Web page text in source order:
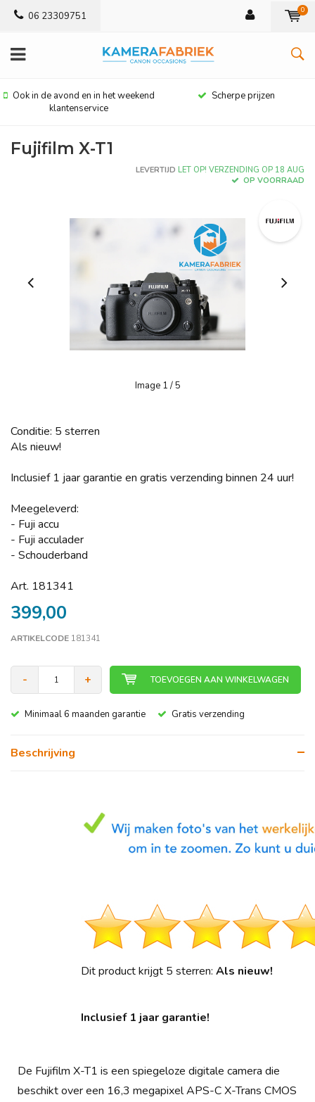
06 23309751 0
Ook in de avond en in het weekend
klantenservice
Scherpe prijzen
Fujifilm X-T1
LEVERTIJD LET OP! VERZENDING OP 18 AUG
OP VOORRAAD
Image 1 / 5
Conditie: 5 sterren
Als nieuw!
Inclusief 1 jaar garantie en gratis verzending binnen 24 uur!
Meegeleverd:
- Fuji accu
- Fuji acculader
- Schouderband
Art. 181341
399,00
ARTIKELCODE 181341
- + TOEVOEGEN AAN WINKELWAGEN
Minimaal 6 maanden garantie Gratis verzending
Beschrijving
Dit product krijgt 5 sterren: Als nieuw!
Inclusief 1 jaar garantie!
De Fujifilm X-T1 is een spiegeloze digitale camera die
beschikt over een 16,3 megapixel APS-C X-Trans CMOS